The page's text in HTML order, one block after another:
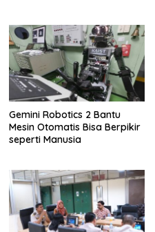
Gemini Robotics 2 Bantu
Mesin Otomatis Bisa Berpikir
seperti Manusia